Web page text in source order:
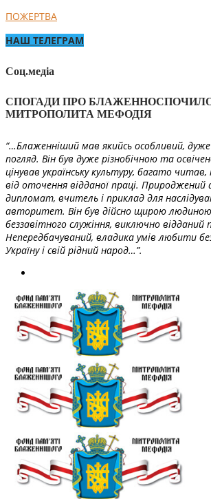
ПОЖЕРТВА
НАШ ТЕЛЕГРАМ
Соц.медіа
СПОГАДИ ПРО
МИТРОПОЛИТА МЕФОДІЯ
“…Блаженніший мав якийсь особливий,
погляд. Він був дуже різнобічною та
цінував українську культуру, багато
від оточення відданої праці. Природжений
дипломат, вчитель і приклад для
авторитет. Він був дійсно щирою
беззавітного служіння, виключно відданий
Непередбачуваний, владика умів любити
Україну і свій рідний народ…”.